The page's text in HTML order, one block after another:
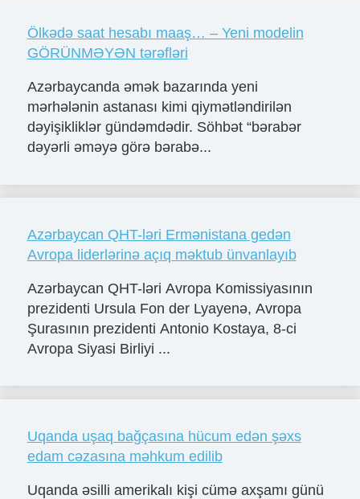
Ölkədə saat hesabı maaş… – Yeni modelin
GÖRÜNMƏYƏN tərəfləri
Azərbaycanda əmək bazarında yeni
mərhələnin astanası kimi qiymətləndirilən
dəyişikliklər gündəmdədir. Söhbət “bərabər
dəyərli əməyə görə bərabə...
Azərbaycan QHT-ləri Ermənistana gedən
Avropa liderlərinə açıq məktub ünvanlayıb
Azərbaycan QHT-ləri Avropa Komissiyasının
prezidenti Ursula Fon der Lyayenə, Avropa
Şurasının prezidenti Antonio Kostaya, 8-ci
Avropa Siyasi Birliyi ...
Uqanda uşaq bağçasına hücum edən şəxs
edam cəzasına məhkum edilib
Uqanda əsilli amerikalı kişi cümə axşamı günü